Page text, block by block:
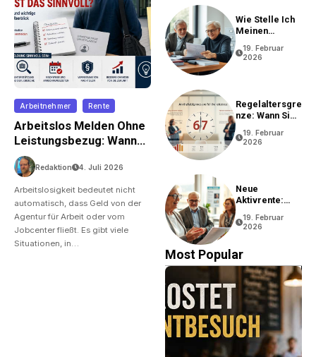
Arbeitnehmer Rente
Arbeitslos Melden Ohne
Leistungsbezug: Wann
Ist Das Sinnvoll?
Redaktion 4. Juli 2026
Arbeitslosigkeit bedeutet nicht
automatisch, dass Geld von der
Agentur für Arbeit oder vom
Jobcenter fließt. Es gibt viele
Situationen, in…
Wie Stelle Ich
Meinen
19. Februar
2026
Regelaltersgre
Nze: Wann Sie
Können
19. Februar
2026
Neue
Aktivrente:
Bedingungen
19. Februar
2026
Most Popular